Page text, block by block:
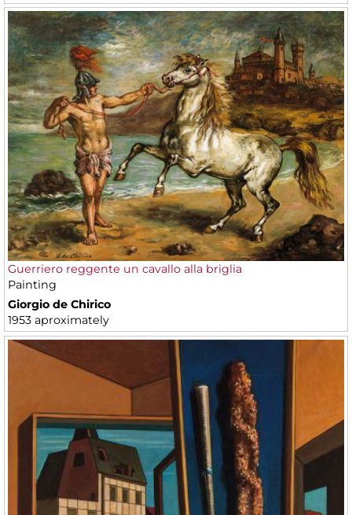
Guerriero reggente un cavallo alla briglia
Painting
Giorgio de Chirico
1953 aproximately